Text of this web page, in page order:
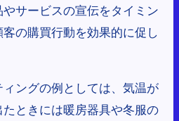
サービスの宣伝をタイミン
の購買行動を効果的に促し
ングの例としては、気温が
ときには暖房器具や冬服の